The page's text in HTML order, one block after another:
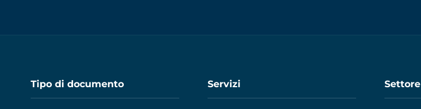
Tipo di documento Servizi Settore